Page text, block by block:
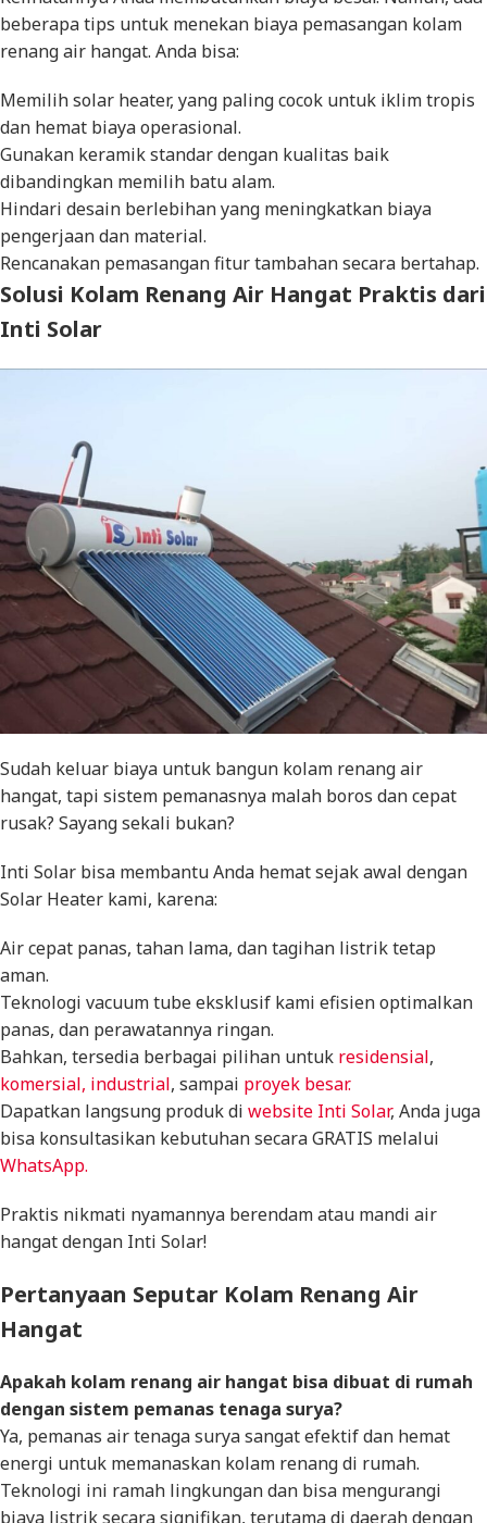
beberapa tips untuk menekan biaya pemasangan kolam
renang air hangat. Anda bisa:
Memilihsolar heater, yang paling cocok untuk iklim tropis
dan hemat biaya operasional.
Gunakan keramik standar dengan kualitas baik
dibandingkan memilih batu alam.
Hindari desain berlebihan yang meningkatkan biaya
pengerjaan dan material.
Rencanakan pemasangan fitur tambahan secara bertahap.
Solusi Kolam Renang Air Hangat Praktis dari
Inti Solar
Sudah keluar biaya untuk bangun kolam renang air
hangat, tapi sistem pemanasnya malah boros dan cepat
rusak? Sayang sekali bukan?
Inti Solar bisa membantu Anda hemat sejak awal dengan
Solar Heater kami, karena:
Air cepat panas, tahan lama, dan tagihan listrik tetap
aman.
Teknologi vacuum tubeeksklusif kami efisien optimalkan
panas, dan perawatannya ringan.
Bahkan, tersedia berbagai pilihan untuk residensial,
komersial, industrial, sampai proyek besar.
Dapatkan langsung produk di website Inti Solar, Anda juga
bisa konsultasikan kebutuhan secara GRATIS melalui
WhatsApp.
Praktis nikmati nyamannya berendam atau mandi air
hangat dengan Inti Solar!
Pertanyaan Seputar Kolam Renang Air
Hangat
Apakah kolam renang air hangat bisa dibuat di rumah
dengan sistem pemanas tenaga surya?
Ya, pemanas air tenaga surya sangat efektif dan hemat
energi untuk memanaskan kolam renang di rumah.
Teknologi ini ramah lingkungan dan bisa mengurangi
biaya listrik secara signifikan, terutama di daerah dengan